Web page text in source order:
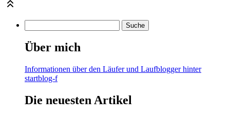
Über mich
Informationen über den Läufer und Laufblogger hinter
startblog-f
Die neuesten Artikel